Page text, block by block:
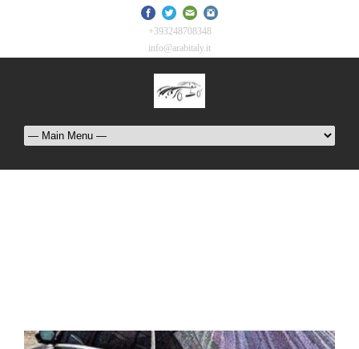
+393248708348
info@arabitaly.it